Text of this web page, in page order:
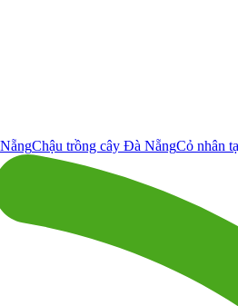
Chậu trồng cây Đà NẵngCỏ nhân